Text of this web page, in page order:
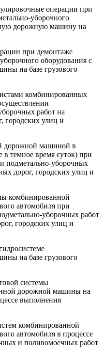
операции при
уборочного
дорожную машину на
при демонтаже
оборудования с
на базе грузового
комбинированных
работ на
городских улиц и
дорожной машиной в
в темное время суток) при
подметально-уборочных
дорог, городских улиц и
комбинированной
автомобиля при
уборочных работ
городских улиц и
на базе грузового
системы
дорожной машины на
выполнения
комбинированной
автомобиля в процессе
и поливомоечных работ